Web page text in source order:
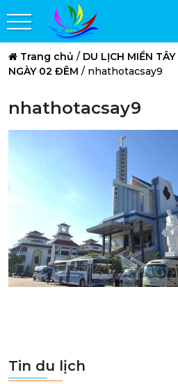
Trang chủ / DU LỊCH MIỀN
NGÀY 02 ĐÊM / nhathotacsay9
nhathotacsay9
Tin du lịch